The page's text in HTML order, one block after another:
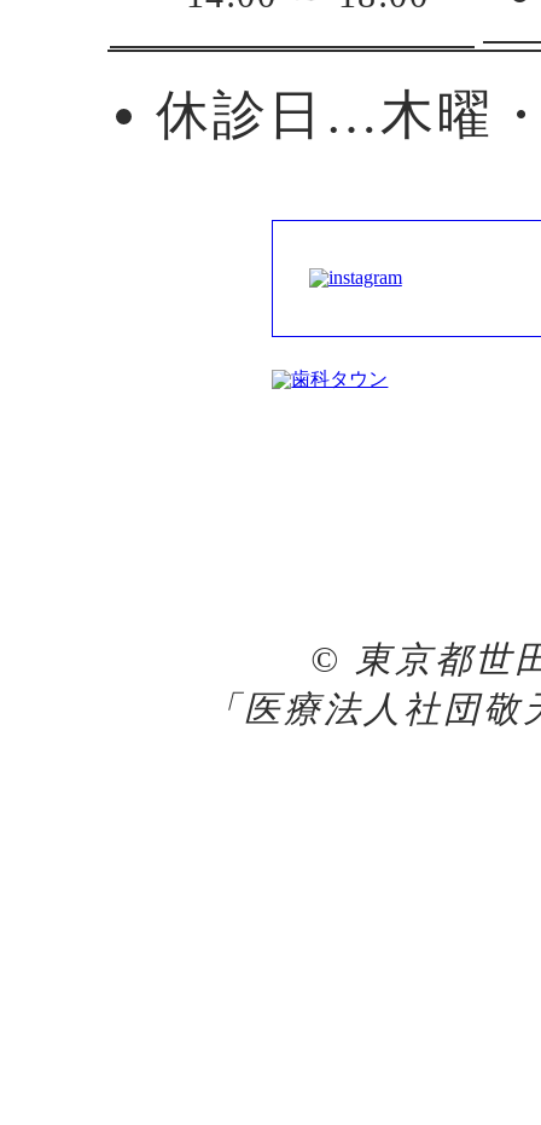
休診日…木曜
© 東京都世
「医療法人社団